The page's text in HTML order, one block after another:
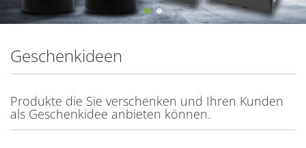
Geschenkideen
Produkte die Sie verschenken und Ihren Kunden
als Geschenkidee anbieten können.